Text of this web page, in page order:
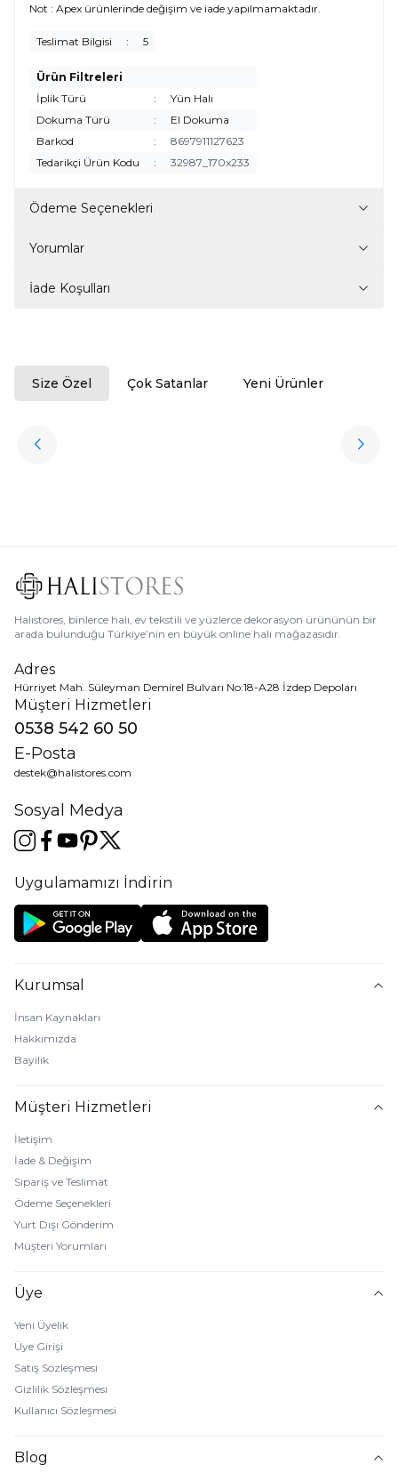
Not : Apex ürünlerinde değişim ve iade yapılmamaktadır.
Teslimat Bilgisi : 5
Ürün Filtreleri
İplik Türü
:
Yün Halı
Dokuma Türü
:
El Dokuma
Barkod
:
8697911127623
Tedarikçi Ürün Kodu
: 32987_170x233
Ödeme Seçenekleri
Yorumlar
İade Koşulları
Size Özel Çok Satanlar Yeni Ürünler
Favorilere Ekle
Halıstores
3.909,80
Halıstores, binlerce halı, ev tekstili ve yüzlerce dekorasyon ürününün bir
arada bulunduğu Türkiye’nin en büyük online halı mağazasıdır.
Adres
Hürriyet Mah. Süleyman Demirel Bulvarı No:18-A28 İzdep Depoları
Müşteri Hizmetleri
0538 542 60 50
E-Posta
destek@halistores.com
Sosyal Medya
Uygulamamızı İndirin
Kurumsal
İnsan Kaynakları
Hakkımızda
Bayilik
Müşteri Hizmetleri
İletişim
İade & Değişim
Sipariş ve Teslimat
Ödeme Seçenekleri
Yurt Dışı Gönderim
Müşteri Yorumları
Üye
Yeni Üyelik
Üye Girişi
Satış Sözleşmesi
Gizlilik Sözleşmesi
Kullanıcı Sözleşmesi
Blog